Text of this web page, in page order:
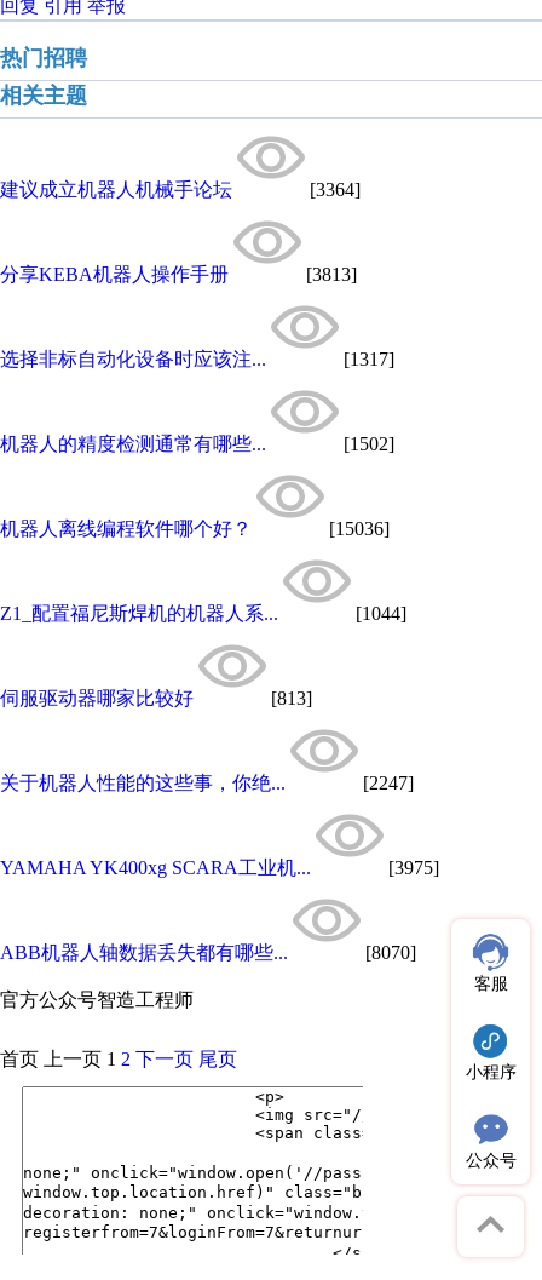
回复 引用 举报
热门招聘
相关主题
建议成立机器人机械手论坛 [3364]
分享KEBA机器人操作手册 [3813]
选择非标自动化设备时应该注... [1317]
机器人的精度检测通常有哪些... [1502]
机器人离线编程软件哪个好？ [15036]
Z1_配置福尼斯焊机的机器人系... [1044]
伺服驱动器哪家比较好 [813]
关于机器人性能的这些事，你绝... [2247]
YAMAHA YK400xg SCARA工业机... [3975]
ABB机器人轴数据丢失都有哪些... [8070]
官方公众号智造工程师
客服
小程序
公众号
首页 上一页 1 2 下一页 尾页